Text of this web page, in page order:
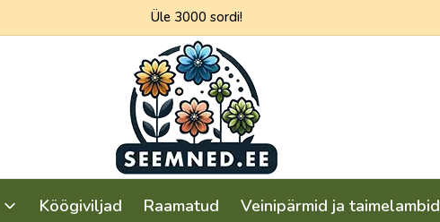
Üle 3000 sordi!
seemned.ee
Köögiviljad Raamatud Veinipärmid ja taimelambid